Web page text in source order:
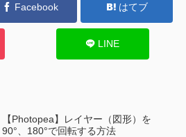
Facebook はてブ
LINE
【Photopea】レイヤー（図形）を
90°、180°で回転する方法